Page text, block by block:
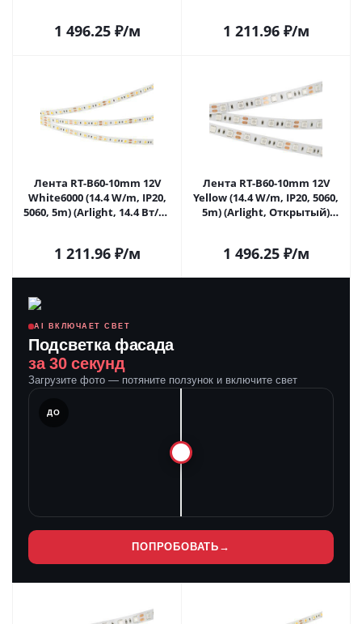
1 496.25₽/м 1 211.96₽/м
Лента RT-B60-10mm 12V
White6000 (14.4 W/m, IP20,
5060, 5m) (Arlight, 14.4 Вт/м,
1 211.96₽/м
Лента RT-B60-10mm 12V
Yellow (14.4 W/m, IP20, 5060,
5m) (Arlight, Открытый)
1 496.25₽/м
AI ВКЛЮЧАЕТ СВЕТ
Подсветка фасада
за 30 секунд
Загрузите фото — потяните ползунок и включите свет
ДО
ПОПРОБОВАТЬ →